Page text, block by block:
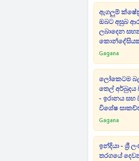
ඇගලුම්
ඔබට අසුබ
ලබාදෙන
Gagana
ලෝකෙටම
තෙල්
- ඉරානය සහ
විශේෂ
Gagana
ඉන්දියා - ශ්‍රී
තරගයේ